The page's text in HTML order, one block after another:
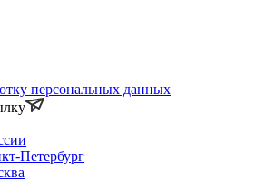
персональных данных
Петербург